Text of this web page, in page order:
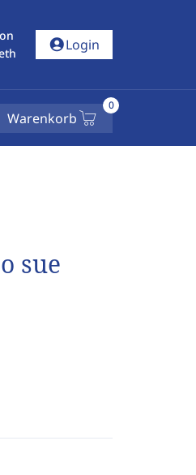
account_circleLogin
Warenkorb
0
sue